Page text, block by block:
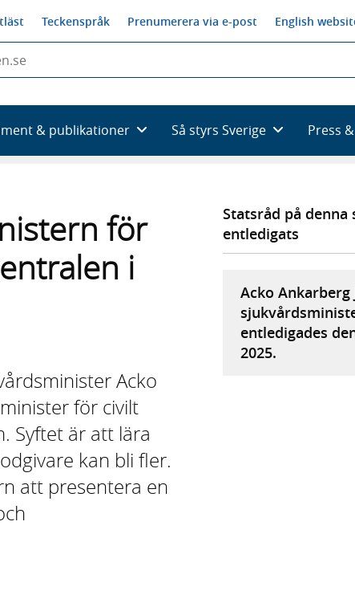
Teckenspråk Prenumerera via e-post English
& publikationer Så styrs Sverige Press
för
i
Acko
för civilt
Syftet är att lära
kan bli fler.
att presentera en
Statsråd på denna
entledigats
Acko Ankarberg
entledigades
2025.